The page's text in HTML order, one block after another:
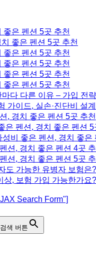
좋은 펜션 5곳 추천
좋은 펜션 5곳 추천
은 펜션 5곳 추천
좋은 펜션 5곳 추천
은 펜션 5곳 추천
은 펜션 5곳 추천
마다 다른 이유 – 가입 전
가이드, 실손·진단비 설
, 경치 좋은 펜션 5곳 추천
은 펜션, 경치 좋은 펜션 5
비 좋은 펜션, 경치 좋은
션, 경치 좋은 펜션 4곳
션, 경치 좋은 펜션 5곳
도 가능한 유병자 보험은
, 보험 가입 가능한가
Search Form"]
검색 버튼